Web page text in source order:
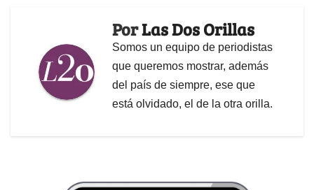
PorLas Dos Orillas
Somos un equipo de periodistas
que queremos mostrar, además
del país de siempre, ese que
está olvidado, el de la otra orilla.